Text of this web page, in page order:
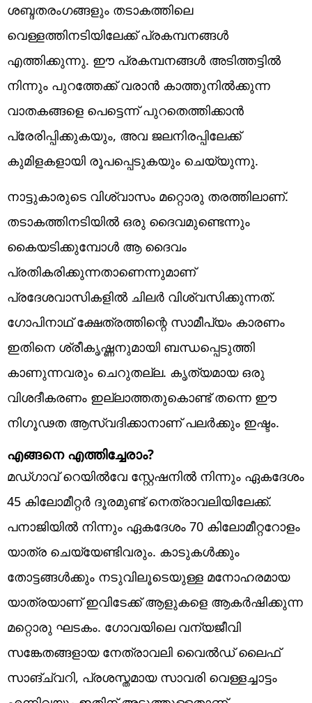
ശബ്ദതരംഗങ്ങളും തടാകത്തിലെ
വെള്ളത്തിനടിയിലേക്ക് പ്രകമ്പനങ്ങൾ
എത്തിക്കുന്നു. ഈ പ്രകമ്പനങ്ങൾ അടിത്തട്ടിൽ
നിന്നും പുറത്തേക്ക് വരാൻ കാത്തുനിൽക്കുന്ന
വാതകങ്ങളെ പെട്ടെന്ന് പുറതെത്തിക്കാൻ
പ്രേരിപ്പിക്കുകയും, അവ ജലനിരപ്പിലേക്ക്
കുമിളകളായി രൂപപ്പെടുകയും ചെയ്യുന്നു.
നാട്ടുകാരുടെ വിശ്വാസം മറ്റൊരു തരത്തിലാണ്.
തടാകത്തിനടിയിൽ ഒരു ദൈവമുണ്ടെന്നും
കൈയടിക്കുമ്പോൾ ആ ദൈവം
പ്രതികരിക്കുന്നതാണെന്നുമാണ്
പ്രദേശവാസികളിൽ ചിലർ വിശ്വസിക്കുന്നത്.
ഗോപിനാഥ് ക്ഷേത്രത്തിന്റെ സാമീപ്യം കാരണം
ഇതിനെ ശ്രീകൃഷ്ണനുമായി ബന്ധപ്പെടുത്തി
കാണുന്നവരും ചെറുതല്ല. കൃത്യമായ ഒരു
വിശദീകരണം ഇല്ലാത്തതുകൊണ്ട് തന്നെ ഈ
നിഗൂഢത ആസ്വദിക്കാനാണ് പലർക്കും ഇഷ്ടം.
എങ്ങനെ എത്തിച്ചേരാം?
മഡ്ഗാവ് റെയിൽവേ സ്റ്റേഷനിൽ നിന്നും ഏകദേശം
45 കിലോമീറ്റർ ദൂരമുണ്ട് നെത്രാവലിയിലേക്ക്.
പനാജിയിൽ നിന്നും ഏകദേശം 70 കിലോമീറ്ററോളം
യാത്ര ചെയ്യേണ്ടിവരും. കാടുകൾക്കും
തോട്ടങ്ങൾക്കും നടുവിലൂടെയുള്ള മനോഹരമായ
യാത്രയാണ് ഇവിടേക്ക് ആളുകളെ ആകർഷിക്കുന്ന
മറ്റൊരു ഘടകം. ഗോവയിലെ വന്യജീവി
സങ്കേതങ്ങളായ നേത്രാവലി വൈൽഡ് ലൈഫ്
സാങ്ച്വറി, പ്രശസ്തമായ സാവരി വെള്ളച്ചാട്ടം